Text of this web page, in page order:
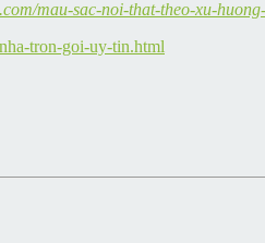
mau-sac-noi-that-theo-xu-
tron-goi-uy-tin.html